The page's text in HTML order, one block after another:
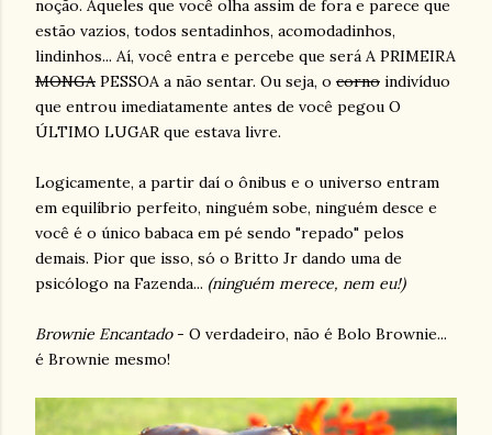
noção. Aqueles que você olha assim de fora e parece que
estão vazios, todos sentadinhos, acomodadinhos,
lindinhos... Aí, você entra e percebe que será A PRIMEIRA
MONGA PESSOA a não sentar. Ou seja, o corno indivíduo
que entrou imediatamente antes de você pegou O
ÚLTIMO LUGAR que estava livre.
Logicamente, a partir daí o ônibus e o universo entram
em equilíbrio perfeito, ninguém sobe, ninguém desce e
você é o único babaca em pé sendo "repado" pelos
demais. Pior que isso, só o Britto Jr dando uma de
psicólogo na Fazenda... (ninguém merece, nem eu!)
Brownie Encantado- O verdadeiro, não é Bolo Brownie...
é Brownie mesmo!